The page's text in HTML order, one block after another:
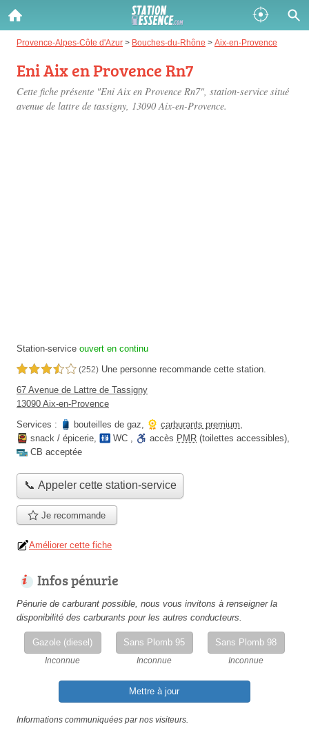
Provence-Alpes-Côte d'Azur > Bouches-du-Rhône > Aix-en-Provence
Eni Aix en Provence Rn7
Cette fiche présente "Eni Aix en Provence Rn7", station-service situé
avenue de lattre de tassigny, 13090 Aix-en-Provence.
Station-service ouvert en continu
3,5 étoiles sur 5 (252) Une personne recommande cette station.
67 Avenue de Lattre de Tassigny
13090 Aix-en-Provence
Services :
bouteilles de gaz, carburants premium,
snack / épicerie, WC , accès PMR (toilettes accessibles),
CB acceptée
📞 Appeler cette station-service
Je recommande
Améliorer cette fiche
Infos pénurie
Pénurie de carburant possible, nous vous invitons à renseigner la
disponibilité des carburants pour les autres conducteurs.
Gazole (diesel)
Inconnue
Sans Plomb 95
Inconnue
Sans Plomb 98
Inconnue
Mettre à jour
Informations communiquées par nos visiteurs.
Gazole :
Disponible
SP 98 :